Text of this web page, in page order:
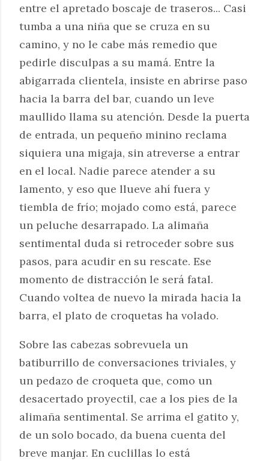
entre el apretado boscaje de traseros... Casi
tumba a una niña que se cruza en su
camino, y no le cabe más remedio que
pedirle disculpas a su mamá. Entre la
abigarrada clientela, insiste en abrirse paso
hacia la barra del bar, cuando un leve
maullido llama su atención. Desde la puerta
de entrada, un pequeño minino reclama
siquiera una migaja, sin atreverse a entrar
en el local. Nadie parece atender a su
lamento, y eso que llueve ahí fuera y
tiembla de frío; mojado como está, parece
un peluche desarrapado. La alimaña
sentimental duda si retroceder sobre sus
pasos, para acudir en su rescate. Ese
momento de distracción le será fatal.
Cuando voltea de nuevo la mirada hacia la
barra, el plato de croquetas ha volado.
Sobre las cabezas sobrevuela un
batiburrillo de conversaciones triviales, y
un pedazo de croqueta que, como un
desacertado proyectil, cae a los pies de la
alimaña sentimental. Se arrima el gatito y,
de un solo bocado, da buena cuenta del
breve manjar. En cuclillas lo está